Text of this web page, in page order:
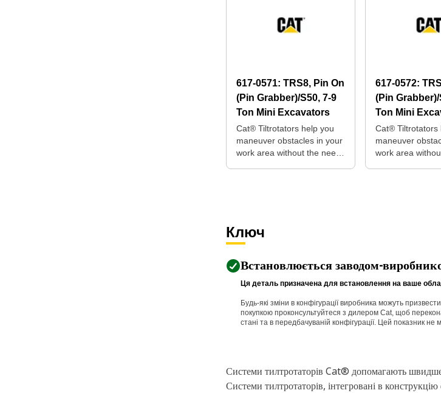
617-0571: TRS8, Pin On
(Pin Grabber)/S50, 7-9
Ton Mini Excavators
Cat® Tiltrotators help you
maneuver obstacles in your
work area without the need
617-0572:
(Pin Grabber)/
Ton Mini
Cat® Tiltrotators
maneuver
work area
Ключ
Встановлюється заводом-
Ця деталь призначена для встановлення на ваше
Будь-які зміни в конфігурації виробника можуть
покупкою проконсультуйтеся з дилером Cat, щоб
стані та в передбачуваній конфігурації. Цей показник не
Системи тилтротаторів Cat® допомагають швидше
Системи тилтротаторів, інтегровані в